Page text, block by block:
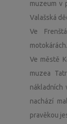
muzeum v
Valašská
Ve
motokárách.
Ve městě
muzea
nákladních
nachází
pravěkou